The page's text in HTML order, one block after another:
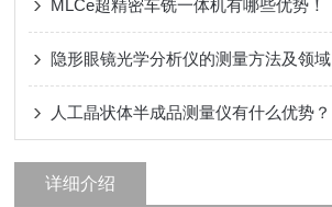
MLCe超精密车铣一体机有哪些优势！
隐形眼镜光学分析仪的测量方法及领域
人工晶状体半成品测量仪有什么优势？
详细介绍